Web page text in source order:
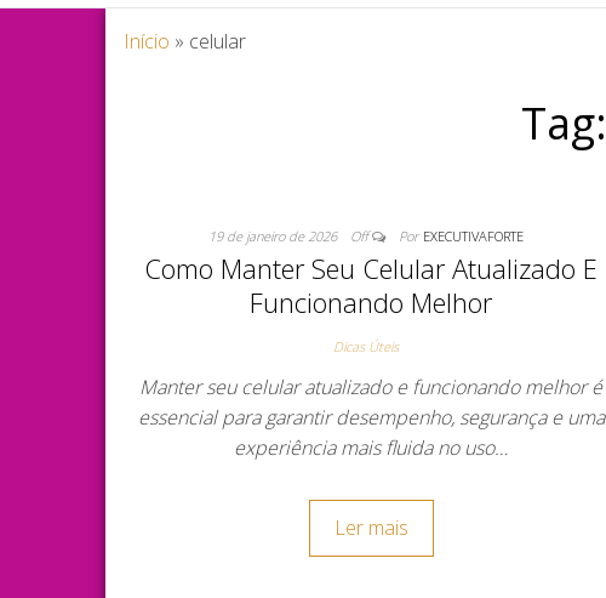
Início » celular
Tag:
19 de janeiro de 2026 Off Por EXECUTIVAFORTE
Como Manter Seu Celular Atualizado E
Funcionando Melhor
Dicas Úteis
Manter seu celular atualizado e funcionando melhor é
essencial para garantir desempenho, segurança e uma
experiência mais fluida no uso…
Ler mais